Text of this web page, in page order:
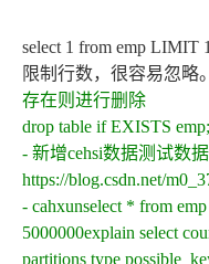
select 1 from emp
限制行数，很容易忽略。
存在则进行删除
drop table if EXISTS emp;
- 新增cehsi数据测试数据
https://blog.csdn.net/
- cahxunselect * from emp
5000000explain select
partitions type